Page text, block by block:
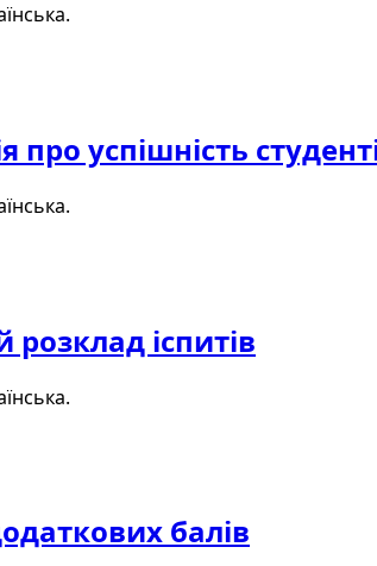
про успішність
іспитів
балів